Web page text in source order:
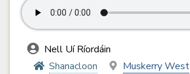
Nell Uí Ríordáin
Shanacloon
Muskerry West